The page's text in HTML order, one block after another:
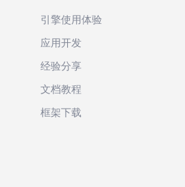
引擎使用体验
应用开发
经验分享
文档教程
框架下载